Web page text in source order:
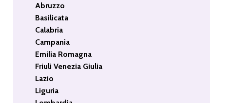
Abruzzo
Basilicata
Calabria
Campania
Emilia Romagna
Friuli Venezia Giulia
Lazio
Liguria